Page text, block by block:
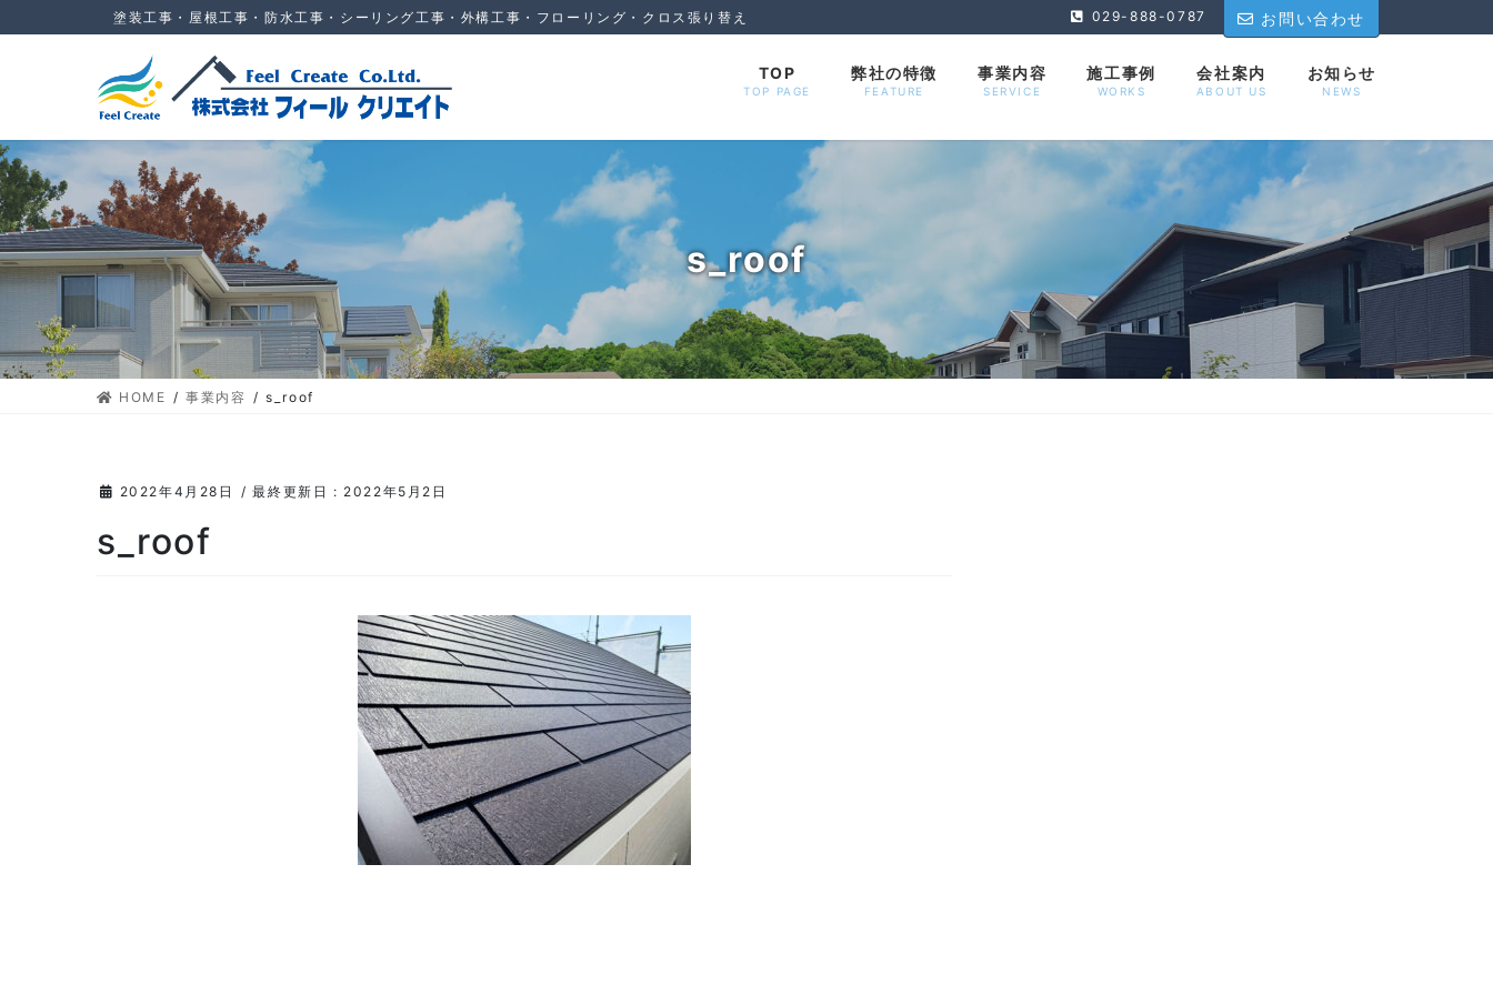
ン
に
移
動
ビ
ョ
ン
に
移
動
塗装工事・屋根工事・防水工事・シーリング工事・外構工事・フローリング・クロス張り替え 029-888-0787 お問い合わせ
TOP
TOP PAGE
弊社の特徴
FEATURE
事業内容
SERVICE
施工事例
WORKS
会社案内
ABOUT US
お知らせ
NEWS
s_roof
HOME 事業内容 s_roof
2022年4月28日 / 最終更新日 : 2022年5月2日
s_roof